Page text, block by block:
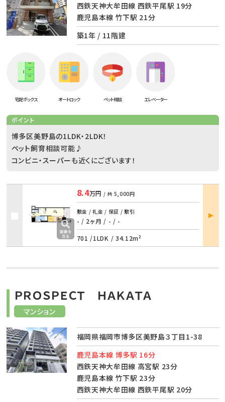
西鉄天神大牟田線 西鉄平尾駅 19分
鹿児島本線 竹下駅 21分
築1年 / 11階建
宅配ボックス オートロック ペット相談 エレベーター
ポイント
博多区美野島の1LDK・2LDK！
ペット飼育相談可能♪
コンビニ・スーパーも近くにございます！
8.4万円 / 共 5,000円
敷金 / 礼金 / 保証 / 敷引
- / 2ヶ月 / - / -
701 /1LDK / 34.12m²
部屋
詳細
マンション
ＰＲＯＳＰＥＣＴ ＨＡＫＡＴＡ
福岡県福岡市博多区美野島３丁目1-38
鹿児島本線 博多駅 16分
西鉄天神大牟田線 高宮駅 23分
鹿児島本線 竹下駅 23分
西鉄天神大牟田線 西鉄平尾駅 20分